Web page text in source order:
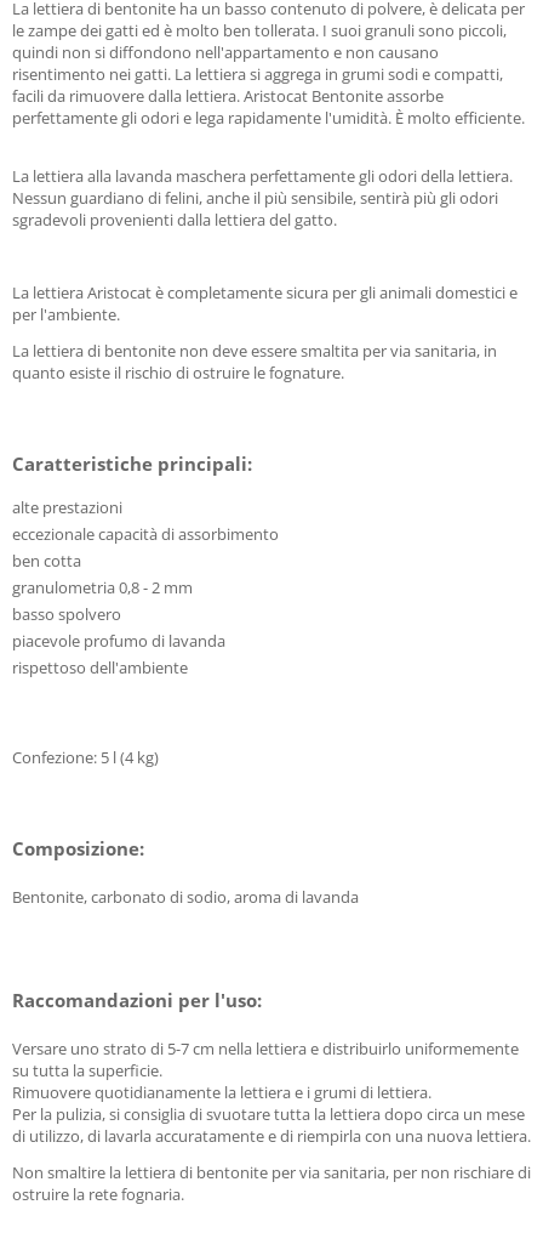
La lettiera di bentonite ha un basso contenuto di polvere, è delicata per
le zampe dei gatti ed è molto ben tollerata. I suoi granuli sono piccoli,
quindi non si diffondono nell'appartamento e non causano
risentimento nei gatti. La lettiera si aggrega in grumi sodi e compatti,
facili da rimuovere dalla lettiera. Aristocat Bentonite assorbe
perfettamente gli odori e lega rapidamente l'umidità. È molto efficiente.
La lettiera alla lavanda maschera perfettamente gli odori della lettiera.
Nessun guardiano di felini, anche il più sensibile, sentirà più gli odori
sgradevoli provenienti dalla lettiera del gatto.
La lettiera Aristocat è completamente sicura per gli animali domestici e
per l'ambiente.
La lettiera di bentonite non deve essere smaltita per via sanitaria, in
quanto esiste il rischio di ostruire le fognature.
Caratteristiche principali:
alte prestazioni
eccezionale capacità di assorbimento
ben cotta
granulometria 0,8 - 2 mm
basso spolvero
piacevole profumo di lavanda
rispettoso dell'ambiente
Confezione: 5 l (4 kg)
Composizione:
Bentonite, carbonato di sodio, aroma di lavanda
Raccomandazioni per l'uso:
Versare uno strato di 5-7 cm nella lettiera e distribuirlo uniformemente
su tutta la superficie.
Rimuovere quotidianamente la lettiera e i grumi di lettiera.
Per la pulizia, si consiglia di svuotare tutta la lettiera dopo circa un mese
di utilizzo, di lavarla accuratamente e di riempirla con una nuova lettiera.
Non smaltire la lettiera di bentonite per via sanitaria, per non rischiare di
ostruire la rete fognaria.